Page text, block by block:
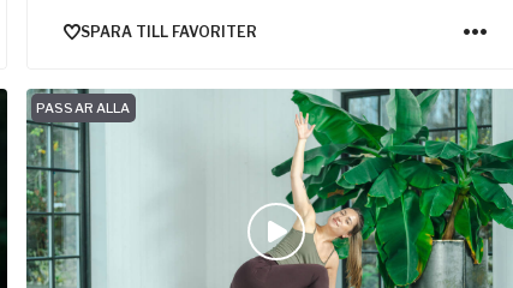
SPARA TILL FAVORITER
PASSAR ALLA